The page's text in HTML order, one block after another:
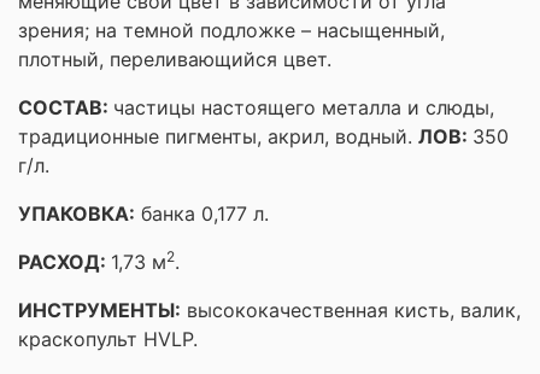
зрения; на темной подложке – насыщенный,
плотный, переливающийся цвет.
СОСТАВ: частицы настоящего металла и слюды,
традиционные пигменты, акрил, водный. ЛОВ: 350
г/л.
УПАКОВКА: банка 0,177 л.
РАСХОД: 1,73 м2.
ИНСТРУМЕНТЫ: высококачественная кисть, валик,
краскопульт HVLP.